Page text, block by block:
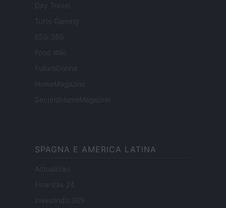
Day Travel
Tutto Gaming
ESG 365
Food Wiki
FuturoDonna
HomeMagazine
SecondHomeMagazine
SPAGNA E AMERICA LATINA
Actualidad
Finanzas 24
Investindo 365